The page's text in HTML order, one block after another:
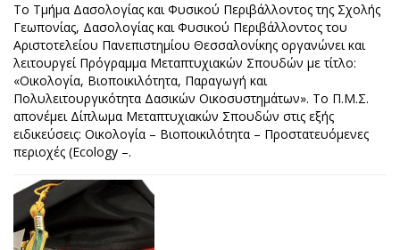
Το Τμήμα Δασολογίας και Φυσικού Περιβάλλοντος της Σχολής
Γεωπονίας, Δασολογίας και Φυσικού Περιβάλλοντος του
Αριστοτελείου Πανεπιστημίου Θεσσαλονίκης οργανώνει και
λειτουργεί Πρόγραμμα Μεταπτυχιακών Σπουδών με τίτλο:
«Οικολογία, Βιοποικιλότητα, Παραγωγή και
Πολυλειτουργικότητα Δασικών Οικοσυστημάτων». Το Π.Μ.Σ.
απονέμει Δίπλωμα Μεταπτυχιακών Σπουδών στις εξής
ειδικεύσεις: Οικολογία – Βιοποικιλότητα – Προστατευόμενες
περιοχές (Ecology –.